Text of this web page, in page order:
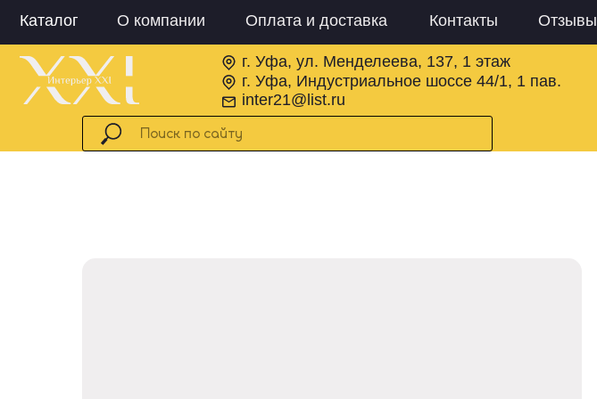
Каталог О компании Оплата и доставка Контакты Отзывы
inter21@list.ru
г. Уфа, Индустриальное шоссе 44/1, 1 пав.
г. Уфа, ул. Менделеева, 137, 1 этаж